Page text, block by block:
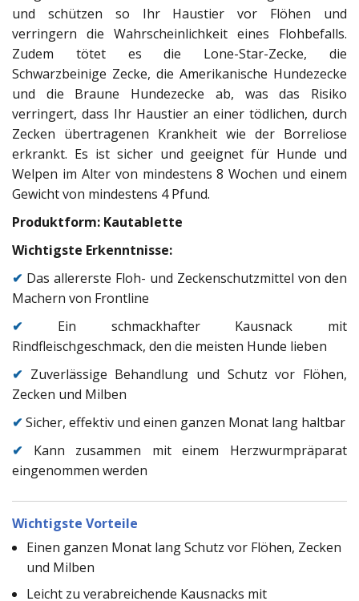
und schützen so Ihr Haustier vor Flöhen und
verringern die Wahrscheinlichkeit eines Flohbefalls.
Zudem tötet es die Lone-Star-Zecke, die
Schwarzbeinige Zecke, die Amerikanische Hundezecke
und die Braune Hundezecke ab, was das Risiko
verringert, dass Ihr Haustier an einer tödlichen, durch
Zecken übertragenen Krankheit wie der Borreliose
erkrankt. Es ist sicher und geeignet für Hunde und
Welpen im Alter von mindestens 8 Wochen und einem
Gewicht von mindestens 4 Pfund.
Produktform: Kautablette
Wichtigste Erkenntnisse:
✔ Das allererste Floh- und Zeckenschutzmittel von den
Machern von Frontline
✔ Ein schmackhafter Kausnack mit
Rindfleischgeschmack, den die meisten Hunde lieben
✔ Zuverlässige Behandlung und Schutz vor Flöhen,
Zecken und Milben
✔ Sicher, effektiv und einen ganzen Monat lang haltbar
✔ Kann zusammen mit einem Herzwurmpräparat
eingenommen werden
Wichtigste Vorteile
Einen ganzen Monat lang Schutz vor Flöhen, Zecken
und Milben
Leicht zu verabreichende Kausnacks mit